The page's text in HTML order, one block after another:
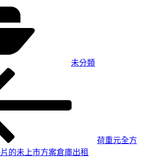
未分類
荷重元全方
的未上市方案倉庫出租